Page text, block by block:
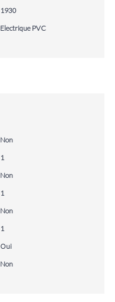
1930
Electrique PVC
Non
1
Non
1
Non
1
Oui
Non